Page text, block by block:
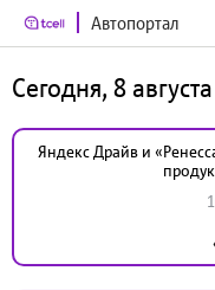
Автопортал
Сегодня, 8
Яндекс Драйв и